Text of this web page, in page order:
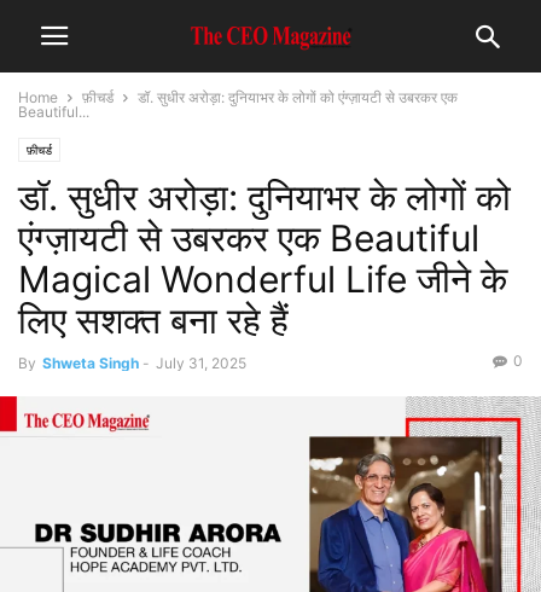
Home फ़ीचर्ड
डॉ. सुधीर अरोड़ा: दुनियाभर के लोगों को एंग्ज़ायटी से उबरकर एक
Beautiful...
फ़ीचर्ड
डॉ. सुधीर अरोड़ा: दुनियाभर के लोगों को
एंग्ज़ायटी से उबरकर एक Beautiful
Magical Wonderful Life जीने के
लिए सशक्त बना रहे हैं
By Shweta Singh - July 31, 2025 0